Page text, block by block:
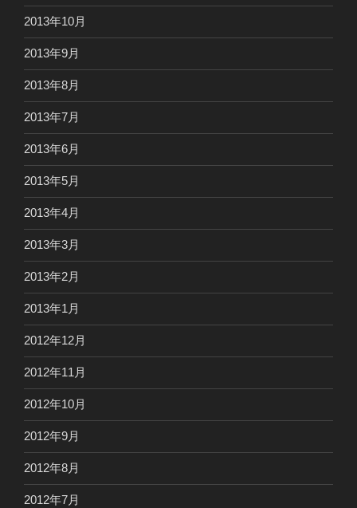
2013年10月
2013年9月
2013年8月
2013年7月
2013年6月
2013年5月
2013年4月
2013年3月
2013年2月
2013年1月
2012年12月
2012年11月
2012年10月
2012年9月
2012年8月
2012年7月